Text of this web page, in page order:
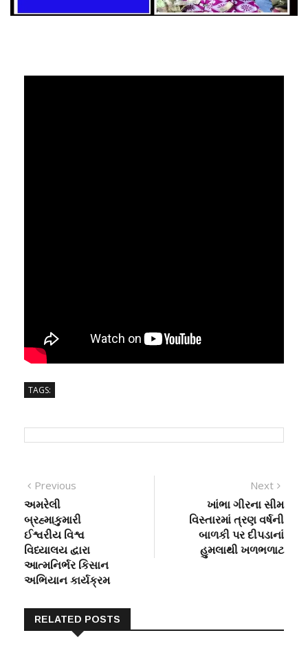
TAGS:
Post
navigation
Previous
અમરેલી
બ્રહ્માકુમારી
ઈશ્વરીય વિશ્વ
વિધ્યાલય દ્વારા
આત્મનિર્ભર કિસાન
અભિયાન કાર્યક્રમ
Next
post:
ખાંભા ગીરના સીમ
વિસ્તારમાં ત્રણ વર્ષની
બાળકી પર દીપડાનાં
હુમલાથી ખળભળાટ
RELATED POSTS